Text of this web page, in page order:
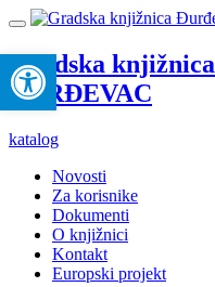
Gradska knjižnica
ĐURĐEVAC
katalog
Novosti
Za korisnike
Dokumenti
O knjižnici
Kontakt
Europski projekt
Open toolbar